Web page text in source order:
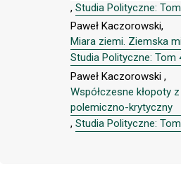
, Studia Polityczne:
Paweł Kaczorowski,
Miara ziemi. Ziemska
Studia Polityczne: Tom
Paweł Kaczorowski ,
Współczesne kłopoty
polemiczno-krytyczny
, Studia Polityczne: